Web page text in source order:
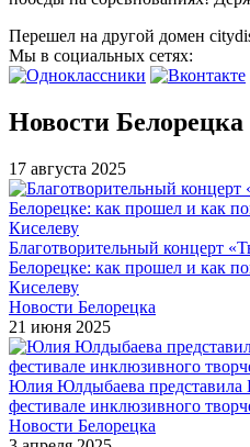
Перешел на другой домен
Мы в социальных сетях:
Новости Белорецка
17 августа 2025
Благотворительный концерт
Белорецке: как прошел и как
Киселеву
Новости Белорецка
21 июня 2025
Юлия Юлдыбаева представила
фестивале инклюзивного
Новости Белорецка